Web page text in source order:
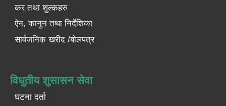
कर तथा शुल्कहरु
ऐन, कानुन तथा निर्देशिका
सार्वजनिक खरीद /बोलपत्र
विधुतीय शुसासन सेवा
घटना दर्ता